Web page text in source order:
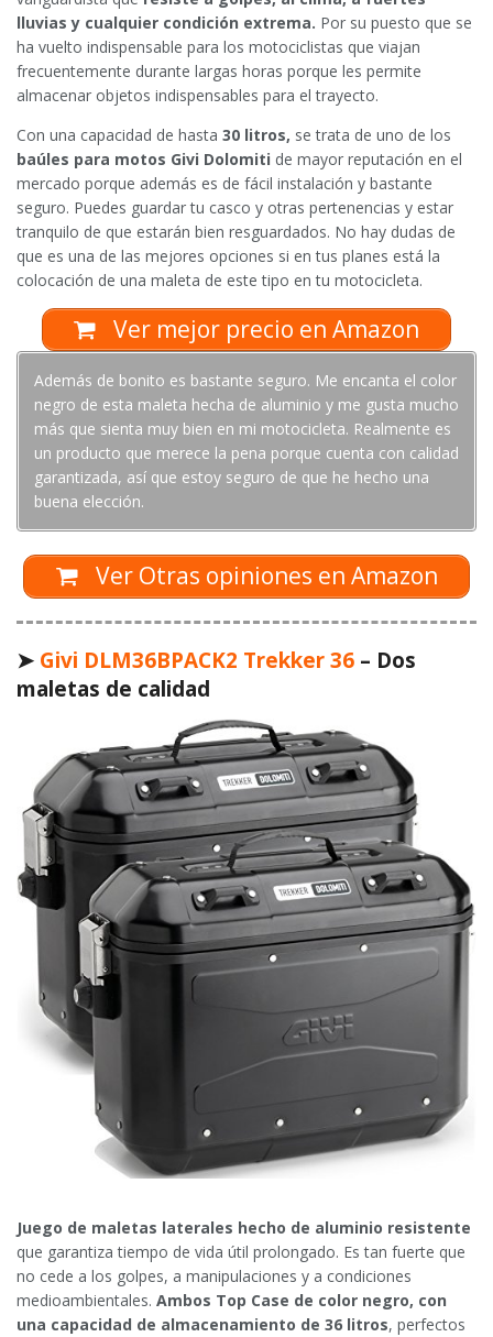
lluvias y cualquier condición extrema. Por su puesto que se
ha vuelto indispensable para los motociclistas que viajan
frecuentemente durante largas horas porque les permite
almacenar objetos indispensables para el trayecto.
Con una capacidad de hasta 30 litros, se trata de uno de los
baúles para motos Givi Dolomiti de mayor reputación en el
mercado porque además es de fácil instalación y bastante
seguro. Puedes guardar tu casco y otras pertenencias y estar
tranquilo de que estarán bien resguardados. No hay dudas de
que es una de las mejores opciones si en tus planes está la
colocación de una maleta de este tipo en tu motocicleta.
Ver mejor precio en Amazon
Además de bonito es bastante seguro. Me encanta el color
negro de esta maleta hecha de aluminio y me gusta mucho
más que sienta muy bien en mi motocicleta. Realmente es
un producto que merece la pena porque cuenta con calidad
garantizada, así que estoy seguro de que he hecho una
buena elección.
Ver Otras opiniones en Amazon
➤ Givi DLM36BPACK2 Trekker 36 – Dos
maletas de calidad
Juego de maletas laterales hecho de aluminio resistente
que garantiza tiempo de vida útil prolongado. Es tan fuerte que
no cede a los golpes, a manipulaciones y a condiciones
medioambientales. Ambos Top Case de color negro, con
una capacidad de almacenamiento de 36 litros, perfectos